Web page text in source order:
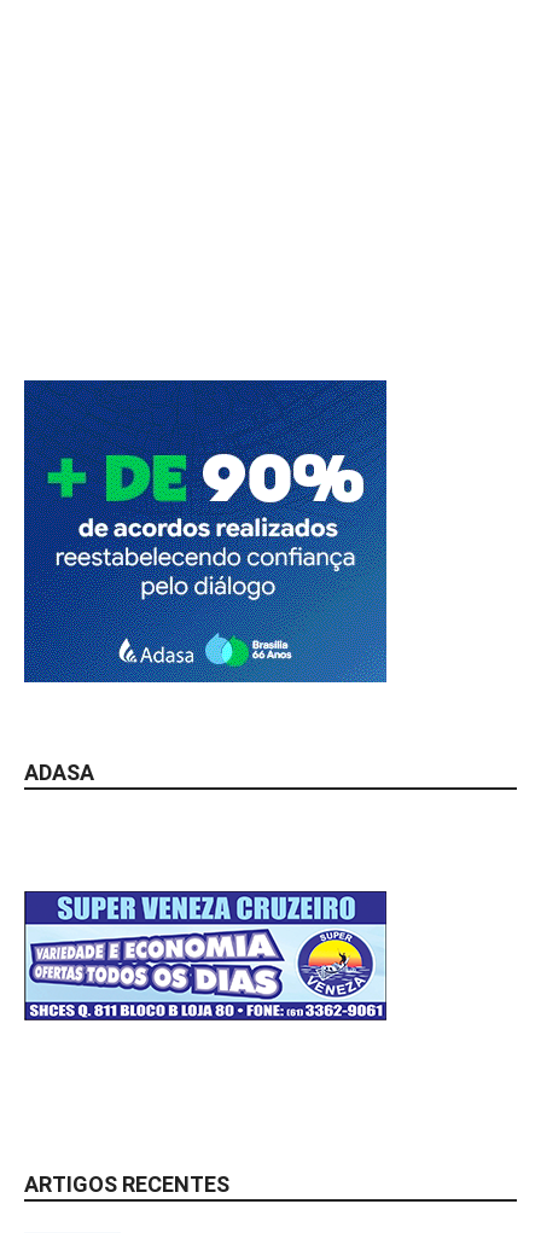
ADASA
ARTIGOS RECENTES